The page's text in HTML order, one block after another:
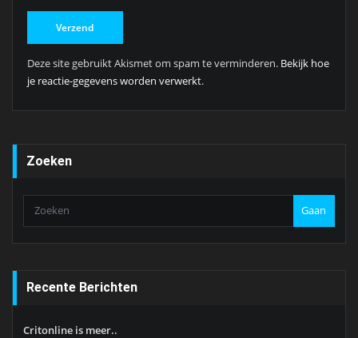
Deze site gebruikt Akismet om spam te verminderen. Bekijk hoe
je reactie-gegevens worden verwerkt.
Zoeken
Gaan
Recente Berichten
Critonline is meer..